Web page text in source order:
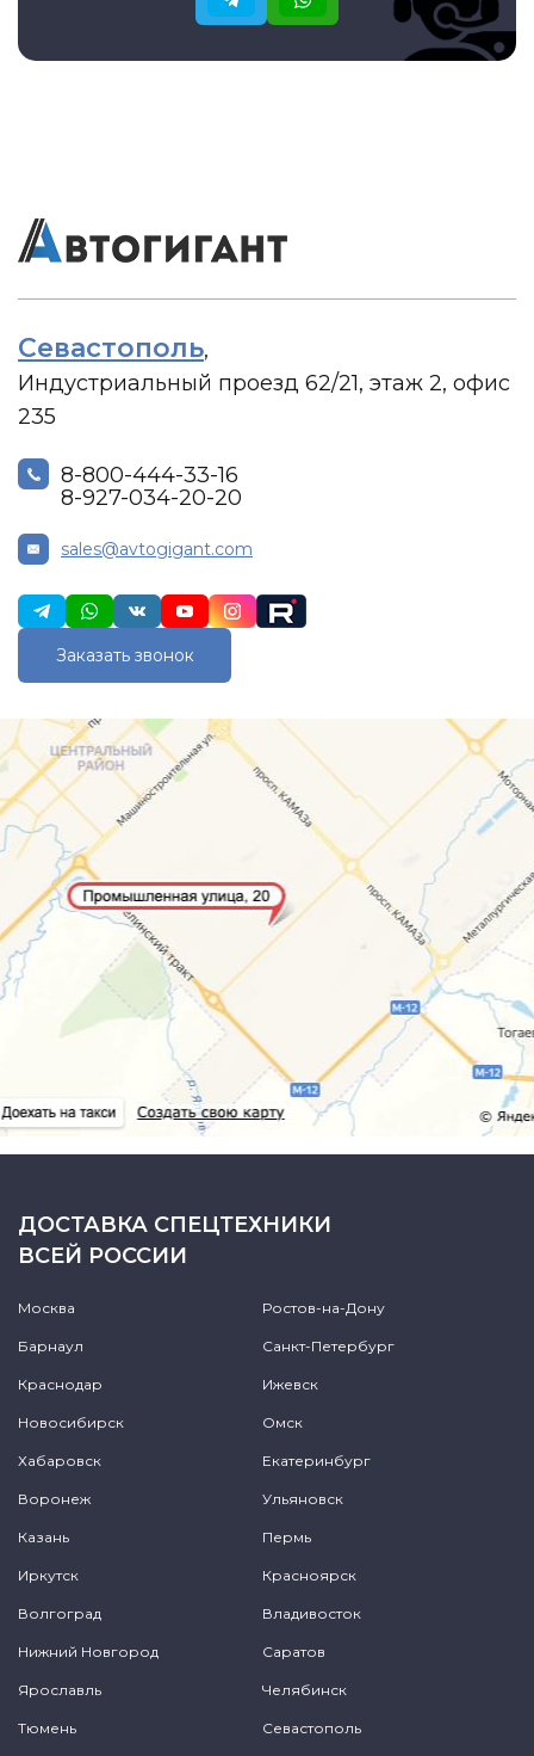
Севастополь,
Индустриальный проезд 62/21, этаж 2, офис
235
8-800-444-33-16
8-927-034-20-20
sales@avtogigant.com
Заказать звонок
ДОСТАВКА СПЕЦТЕХНИКИ
ВСЕЙ РОССИИ
Москва Ростов-на-Дону
Барнаул Санкт-Петербург
Краснодар Ижевск
Новосибирск Омск
Хабаровск Екатеринбург
Воронеж Ульяновск
Казань Пермь
Иркутск Красноярск
Волгоград Владивосток
Нижний Новгород Саратов
Ярославль Челябинск
Тюмень Севастополь